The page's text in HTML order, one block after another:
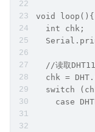
void loop(){
int chk;
//读取DHT11
chk =
switch
case